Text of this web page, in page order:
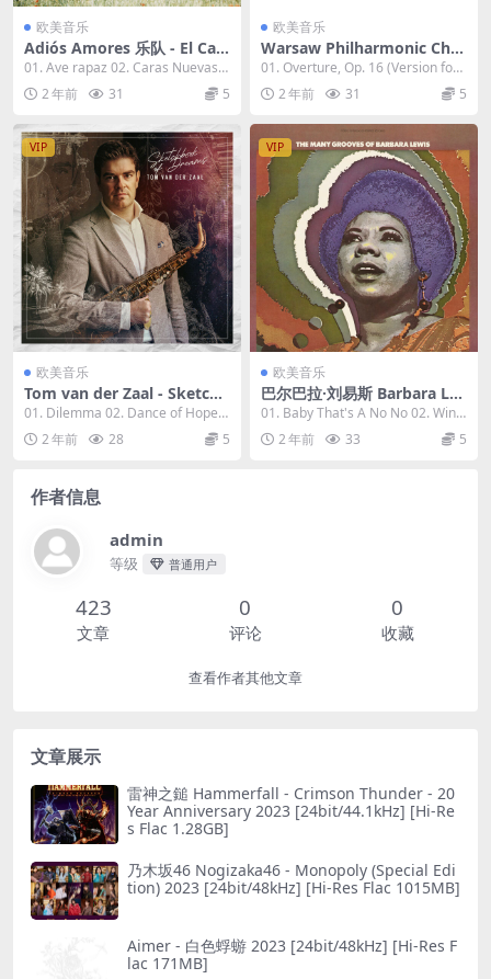
欧美音乐
Adiós Amores 乐队 - El Ca
mino 旅程 (2023) [24bit/96
kHz] [Hi-Res Flac 627MB]
01. Ave rapaz 02. Caras Nuevas 0
3. Humo ...
2 年前 31 5
欧美音乐
Warsaw Philharmonic Cha
mber Orchestra - Mikołaj P
iotr Górecki 2023 [24bit/96
kHz] [Hi-Res Flac 1.19GB]
01. Overture, Op. 16 (Version for
Orches...
2 年前 31 5
VIP
欧美音乐
Tom van der Zaal - Sketchb
ook of Dreams 2023 [24Bit/
96kHz] [Hi-Res Flac 951MB]
01. Dilemma 02. Dance of Hope a
nd Prospe...
2 年前 28 5
VIP
欧美音乐
巴尔巴拉·刘易斯 Barbara Le
wis - The Many Grooves Of
Barbara Lewis 1970/2023 [2
4bit/192kHz] [H-Res Flac 1.
01. Baby That's A No No 02. Wind
mills Of...
2 年前 33 5
作者信息
admin
等级 普通用户
423
文章
0
评论
0
收藏
查看作者其他文章
文章展示
雷神之鎚 Hammerfall - Crimson Thunder - 20
Year Anniversary 2023 [24bit/44.1kHz] [Hi-Re
s Flac 1.28GB]
乃木坂46 Nogizaka46 - Monopoly (Special Edi
tion) 2023 [24bit/48kHz] [Hi-Res Flac 1015MB]
Aimer - 白色蜉蝣 2023 [24bit/48kHz] [Hi-Res F
lac 171MB]